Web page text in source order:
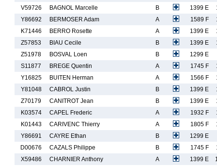
V59726
BAGNOL Marcelle B 1399 E
Y86692
BERMOSER Adam A 1589 F
K71446
BERRO Rosette A 1399 E
Z57853
BIAU Cecile B 1399 E
Z51978
BOSVAL Loen B
1299 E
S11877
BREGE Quentin A 1745 F
Y16825
BUITEN Herman A 1566 F
Y81048
CABROL Justin B 1399 E
Z70179
CANITROT Jean B 1399 E
K03574
CAPEL Frederic A 1932 F
K01443
CARIVENC Thierry A 1805 F
Y86691
CAYRE Ethan B
1299 E
D00676
CAZALS Philippe B 1745 F
X59486
CHARNIER Anthony A 1399 E